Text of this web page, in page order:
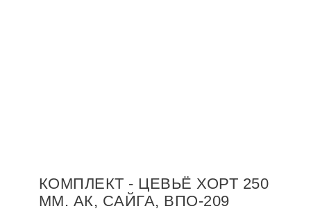
КОМПЛЕКТ - ЦЕВЬЁ ХОРТ 250
ММ. АК, САЙГА, ВПО-209